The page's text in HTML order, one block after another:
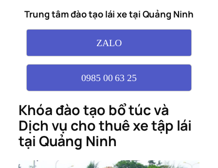
Trung tâm đào tạo lái xe tại Quảng Ninh
ZALO
0985 00 63 25
Khóa đào tạo bổ túc và
Dịch vụ cho thuê xe tập lái
tại Quảng Ninh